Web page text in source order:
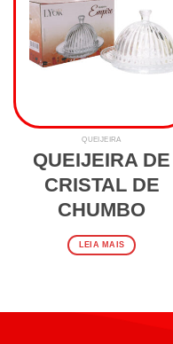
QUEIJEIRA
QUEIJEIRA DE
CRISTAL DE
CHUMBO
LEIA MAIS